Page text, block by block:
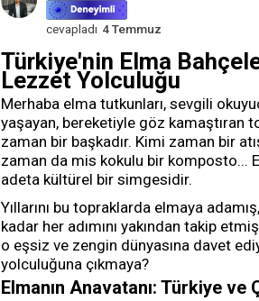
cevapladı 4 Temmuz
Türkiye'nin Elma
Lezzet Yolculuğu
Merhaba elma tutkunları, sevgili
yaşayan, bereketiyle göz kamaştıran
zaman bir başkadır. Kimi zaman bir
zaman da mis kokulu bir komposto...
adeta kültürel bir simgesidir.
Yıllarını bu topraklarda elmaya
kadar her adımını yakından takip
o eşsiz ve zengin dünyasına davet
yolculuğuna çıkmaya?
Elmanın Anavatanı: Türkiye ve